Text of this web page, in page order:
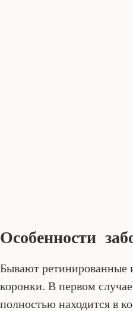
Особенности
Бывают ретинированные
коронки. В первом
полностью находится в